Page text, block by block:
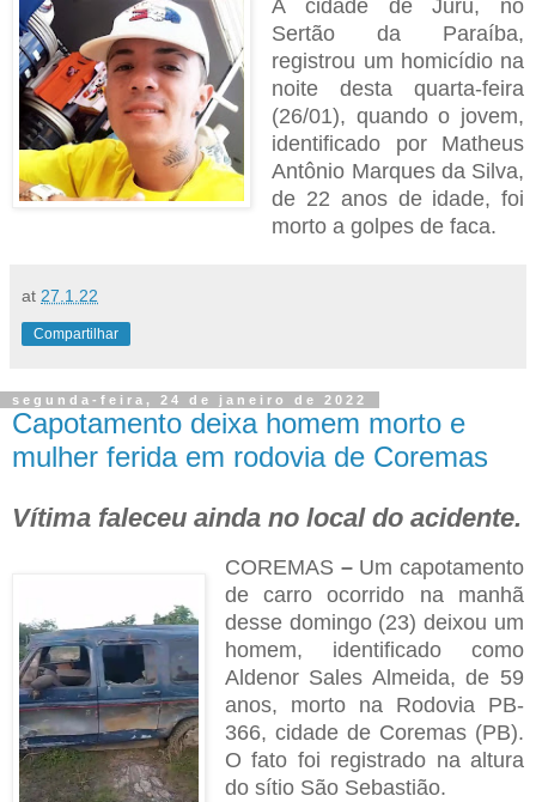
A cidade de Juru, no
Sertão da Paraíba,
registrou um homicídio na
noite desta quarta-feira
(26/01), quando o jovem,
identificado por Matheus
Antônio Marques da Silva,
de 22 anos de idade, foi
morto a golpes de faca.
at 27.1.22
Compartilhar
segunda-feira, 24 de janeiro de 2022
Capotamento deixa homem morto e
mulher ferida em rodovia de Coremas
Vítima faleceu ainda no local do acidente.
COREMAS – Um capotamento
de carro ocorrido na manhã
desse domingo (23) deixou um
homem, identificado como
Aldenor Sales Almeida, de 59
anos, morto na Rodovia PB-
366, cidade de Coremas (PB).
O fato foi registrado na altura
do sítio São Sebastião.